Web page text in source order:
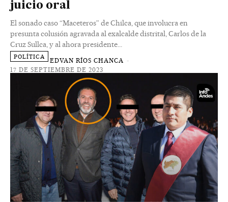
juicio oral
El sonado caso “Maceteros” de Chilca, que involucra en
presunta colusión agravada al exalcalde distrital, Carlos de la
Cruz Sullca, y al ahora presidente...
POLÍTICA EDVAN RÍOS CHANCA -
17 DE SEPTIEMBRE DE 2023